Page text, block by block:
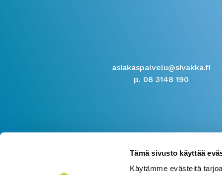
Tämä sivusto käyttää
Käytämme evästeitä
asiakaspalvelu@sivakka.fi
p. 08 3148 190